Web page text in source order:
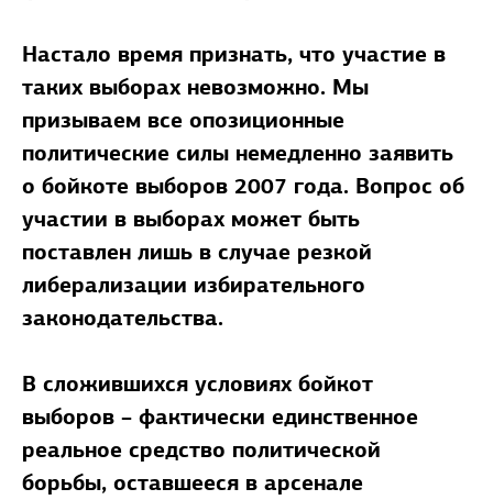
Настало время признать, что участие в
таких выборах невозможно. Мы
призываем все опозиционные
политические силы немедленно заявить
о бойкоте выборов 2007 года. Вопрос об
участии в выборах может быть
поставлен лишь в случае резкой
либерализации избирательного
законодательства.
В сложившихся условиях бойкот
выборов – фактически единственное
реальное средство политической
борьбы, оставшееся в арсенале